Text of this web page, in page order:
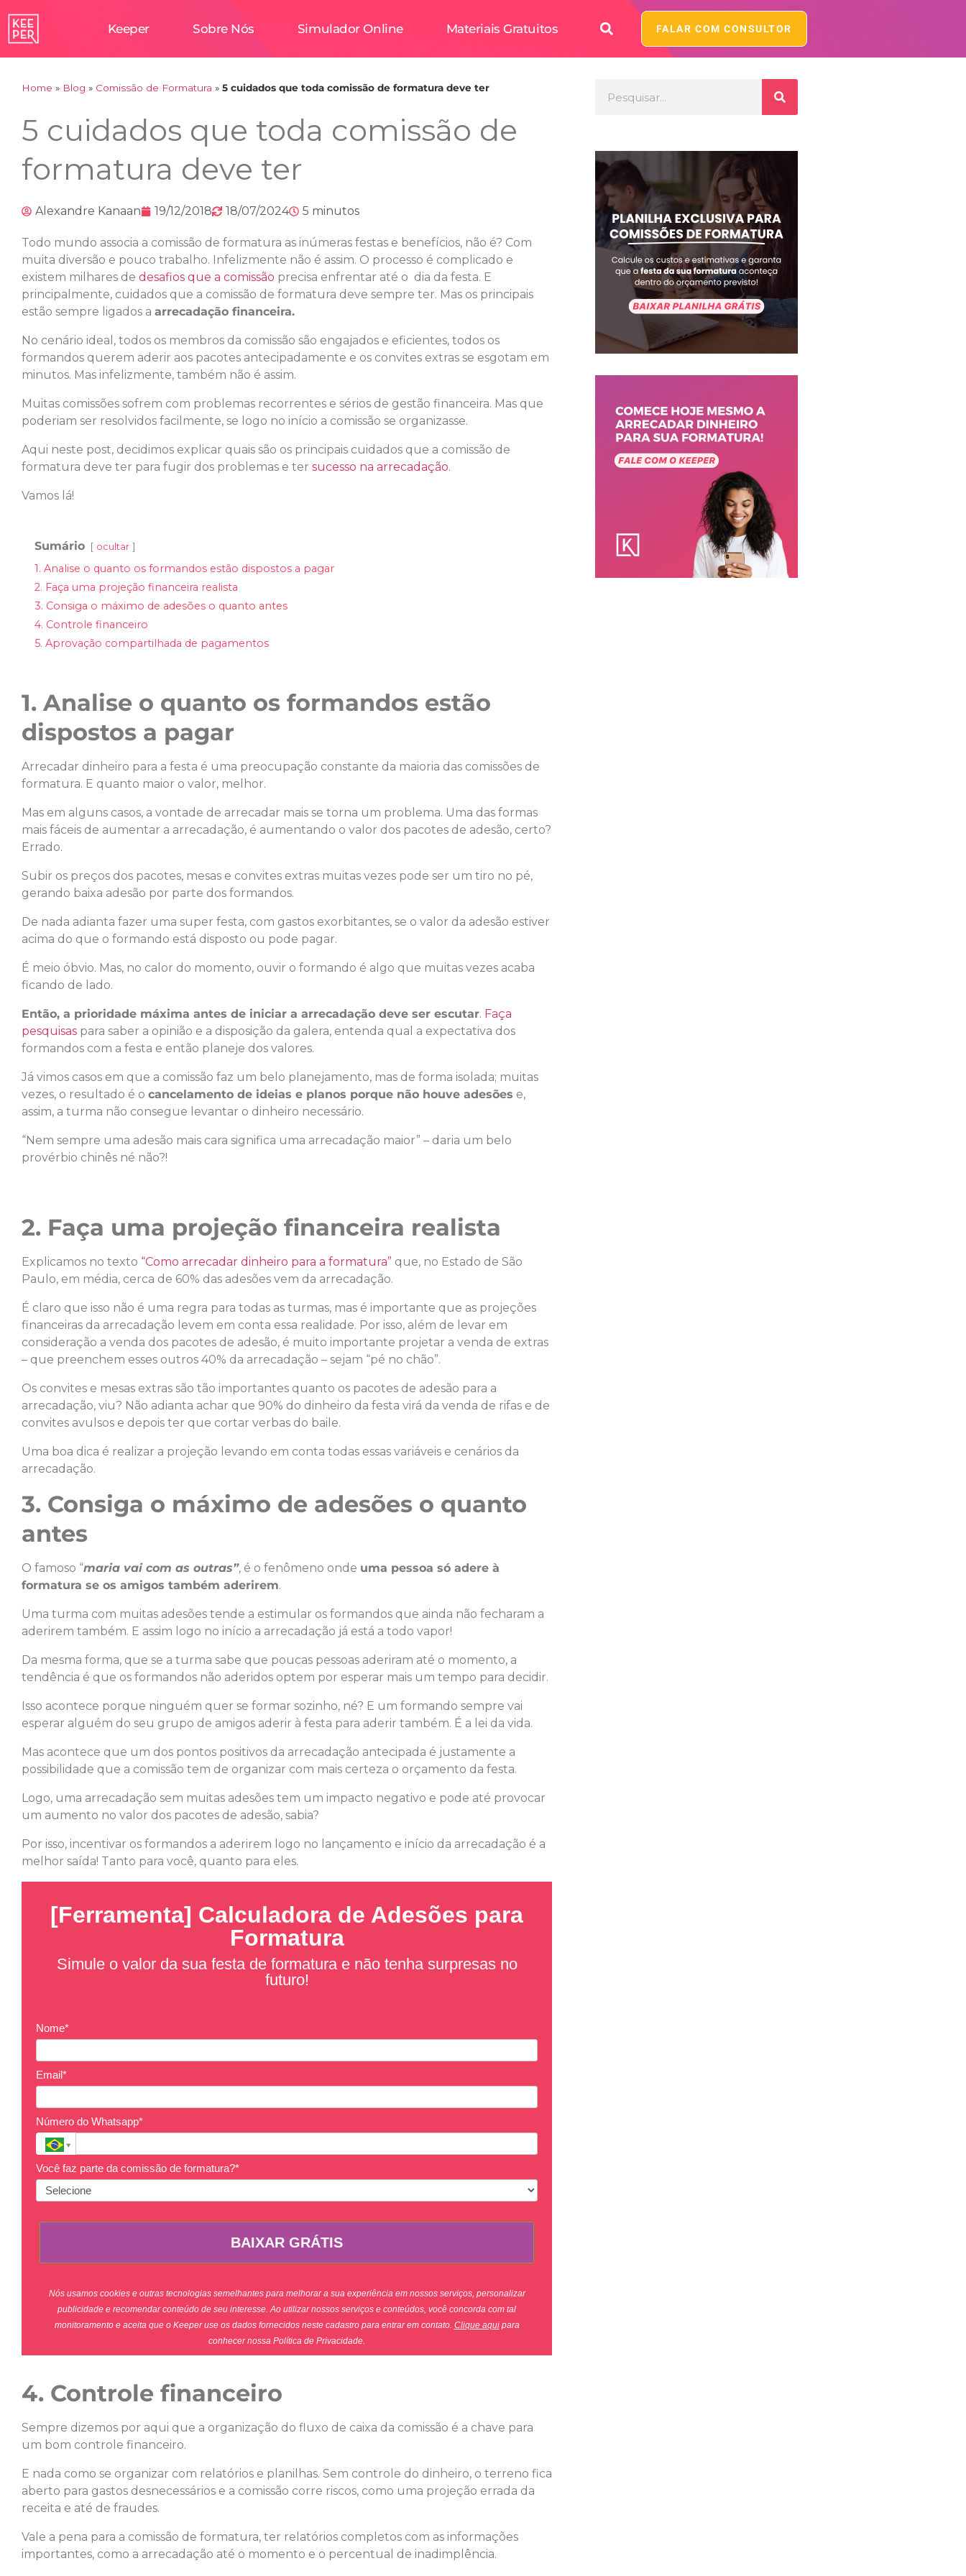
Keeper Sobre Nós Simulador Online Materiais Gratuitos FALAR COM CONSULTOR
Home » Blog » Comissão de Formatura » 5 cuidados que toda comissão de formatura deve ter
5 cuidados que toda comissão de
formatura deve ter
Alexandre Kanaan 19/12/2018 18/07/2024 5 minutos
Todo mundo associa a comissão de formatura as inúmeras festas e benefícios, não é? Com
muita diversão e pouco trabalho. Infelizmente não é assim. O processo é complicado e
existem milhares de desafios que a comissão precisa enfrentar até o dia da festa. E
principalmente, cuidados que a comissão de formatura deve sempre ter. Mas os principais
estão sempre ligados a arrecadação financeira.
No cenário ideal, todos os membros da comissão são engajados e eficientes, todos os
formandos querem aderir aos pacotes antecipadamente e os convites extras se esgotam em
minutos. Mas infelizmente, também não é assim.
Muitas comissões sofrem com problemas recorrentes e sérios de gestão financeira. Mas que
poderiam ser resolvidos facilmente, se logo no início a comissão se organizasse.
Aqui neste post, decidimos explicar quais são os principais cuidados que a comissão de
formatura deve ter para fugir dos problemas e ter sucesso na arrecadação.
Vamos lá!
Sumário ocultar
1. Analise o quanto os formandos estão dispostos a pagar
2. Faça uma projeção financeira realista
3. Consiga o máximo de adesões o quanto antes
4. Controle financeiro
5. Aprovação compartilhada de pagamentos
1. Analise o quanto os formandos estão
dispostos a pagar
Arrecadar dinheiro para a festa é uma preocupação constante da maioria das comissões de
formatura. E quanto maior o valor, melhor.
Mas em alguns casos, a vontade de arrecadar mais se torna um problema. Uma das formas
mais fáceis de aumentar a arrecadação, é aumentando o valor dos pacotes de adesão, certo?
Errado.
Subir os preços dos pacotes, mesas e convites extras muitas vezes pode ser um tiro no pé,
gerando baixa adesão por parte dos formandos.
De nada adianta fazer uma super festa, com gastos exorbitantes, se o valor da adesão estiver
acima do que o formando está disposto ou pode pagar.
É meio óbvio. Mas, no calor do momento, ouvir o formando é algo que muitas vezes acaba
ficando de lado.
Então, a prioridade máxima antes de iniciar a arrecadação deve ser escutar. Faça
pesquisas para saber a opinião e a disposição da galera, entenda qual a expectativa dos
formandos com a festa e então planeje dos valores.
Já vimos casos em que a comissão faz um belo planejamento, mas de forma isolada; muitas
vezes, o resultado é o cancelamento de ideias e planos porque não houve adesões e,
assim, a turma não consegue levantar o dinheiro necessário.
“Nem sempre uma adesão mais cara significa uma arrecadação maior” – daria um belo
provérbio chinês né não?!
2. Faça uma projeção financeira realista
Explicamos no texto “Como arrecadar dinheiro para a formatura” que, no Estado de São
Paulo, em média, cerca de 60% das adesões vem da arrecadação.
É claro que isso não é uma regra para todas as turmas, mas é importante que as projeções
financeiras da arrecadação levem em conta essa realidade. Por isso, além de levar em
consideração a venda dos pacotes de adesão, é muito importante projetar a venda de extras
– que preenchem esses outros 40% da arrecadação – sejam “pé no chão”.
Os convites e mesas extras são tão importantes quanto os pacotes de adesão para a
arrecadação, viu? Não adianta achar que 90% do dinheiro da festa virá da venda de rifas e de
convites avulsos e depois ter que cortar verbas do baile.
Uma boa dica é realizar a projeção levando em conta todas essas variáveis e cenários da
arrecadação.
3. Consiga o máximo de adesões o quanto
antes
O famoso “maria vai com as outras”, é o fenômeno onde uma pessoa só adere à
formatura se os amigos também aderirem.
Uma turma com muitas adesões tende a estimular os formandos que ainda não fecharam a
aderirem também. E assim logo no início a arrecadação já está a todo vapor!
Da mesma forma, que se a turma sabe que poucas pessoas aderiram até o momento, a
tendência é que os formandos não aderidos optem por esperar mais um tempo para decidir.
Isso acontece porque ninguém quer se formar sozinho, né? E um formando sempre vai
esperar alguém do seu grupo de amigos aderir à festa para aderir também. É a lei da vida.
Mas acontece que um dos pontos positivos da arrecadação antecipada é justamente a
possibilidade que a comissão tem de organizar com mais certeza o orçamento da festa.
Logo, uma arrecadação sem muitas adesões tem um impacto negativo e pode até provocar
um aumento no valor dos pacotes de adesão, sabia?
Por isso, incentivar os formandos a aderirem logo no lançamento e início da arrecadação é a
melhor saída! Tanto para você, quanto para eles.
[Ferramenta] Calculadora de Adesões para
Formatura
Simule o valor da sua festa de formatura e não tenha surpresas no
futuro!
Nome*
Email*
Número do Whatsapp*
Você faz parte da comissão de formatura?*
BAIXAR GRÁTIS
Nós usamos cookies e outras tecnologias semelhantes para melhorar a sua experiência em nossos serviços, personalizar
publicidade e recomendar conteúdo de seu interesse. Ao utilizar nossos serviços e conteúdos, você concorda com tal
monitoramento e aceita que o Keeper use os dados fornecidos neste cadastro para entrar em contato. Clique aquipara
conhecer nossa Política de Privacidade.
4. Controle financeiro
Sempre dizemos por aqui que a organização do fluxo de caixa da comissão é a chave para
um bom controle financeiro.
E nada como se organizar com relatórios e planilhas. Sem controle do dinheiro, o terreno fica
aberto para gastos desnecessários e a comissão corre riscos, como uma projeção errada da
receita e até de fraudes.
Vale a pena para a comissão de formatura, ter relatórios completos com as informações
importantes, como a arrecadação até o momento e o percentual de inadimplência.